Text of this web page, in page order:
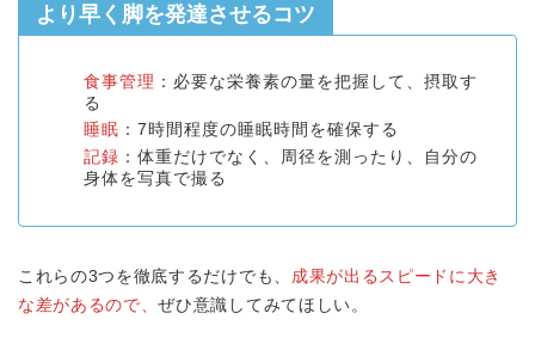
より早く脚を発達させるコツ
食事管理 ：必要な栄養素の量を把握して、摂取す
る
睡眠 ：7時間程度の睡眠時間を確保する
記録 ：体重だけでなく、周径を測ったり、自分の
身体を写真で撮る
これらの3つを徹底するだけでも、 成果が出るスピードに大き
な差があるので、ぜひ意識してみてほしい。